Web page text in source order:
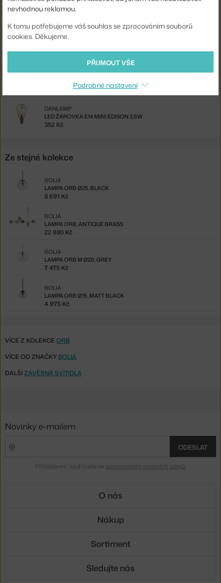
EAN
Ste zo Slovenska? Prejdite na
Související produkty
LED ŽÁROVKA E14 MINI EDISON 2,5W
DANLAMP
352 Kč
Ze stejné kolekce
LAMPA ORB Ø25, BLACK
BOLIA
8 691 Kč
LAMPA ORB, ANTIQUE BRASS
BOLIA
22 980 Kč
LAMPA ORB M Ø20, GREY
BOLIA
7 475 Kč
LAMPA ORB Ø15, MATT BLACK
BOLIA
4 975 Kč
VÍCE Z KOLEKCE ORB
VÍCE OD ZNAČKY BOLIA
DALŠÍ ZÁVĚSNÁ SVÍTIDLA
nevhodnou reklamou.
K tomu potřebujeme váš souhlas se zpracováním souborů
cookies. Děkujeme.
PŘIJMOUT VŠE
Podrobné nastavení
Novinky e-mailem
ODESLAT
Přihlášením souhlasíte se zpracováním osobních údajů
O nás
Nákup
Sortiment
Sledujte nás